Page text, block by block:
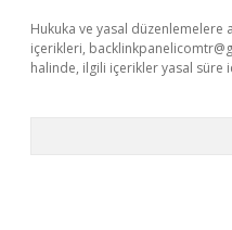
Hukuka ve yasal düzenlemelere
içerikleri,
halinde, ilgili içerikler yasal süre